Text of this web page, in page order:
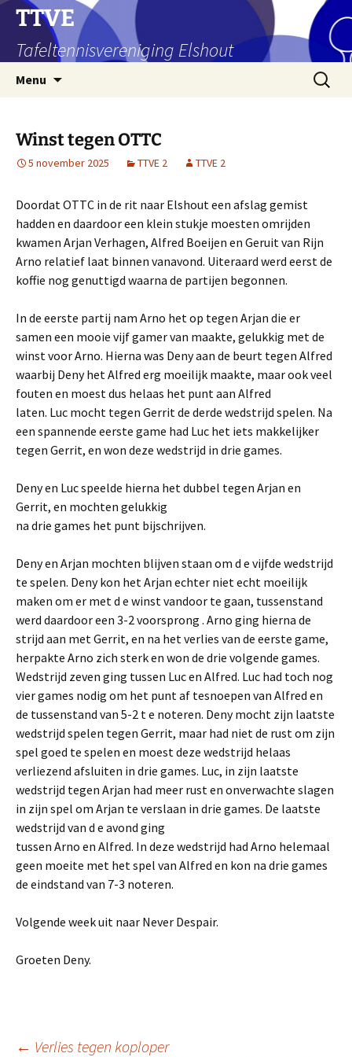
Ga
naar
inhoud
TTVE
Tafeltennisvereniging Elshout
Menu
Zoeken
naar:
Winst tegen OTTC
5 november 2025 TTVE 2 TTVE 2
Doordat OTTC in de rit naar Elshout een afslag gemist
hadden en daardoor een klein stukje moesten omrijden
kwamen Arjan Verhagen, Alfred Boeijen en Geruit van Rijn
Arno relatief laat binnen vanavond. Uiteraard werd eerst de
koffie nog genuttigd waarna de partijen begonnen.
In de eerste partij nam Arno het op tegen Arjan die er
samen een mooie vijf gamer van maakte, gelukkig met de
winst voor Arno. Hierna was Deny aan de beurt tegen Alfred
waarbij Deny het Alfred erg moeilijk maakte, maar ook veel
fouten en moest dus helaas het punt aan Alfred
laten. Luc mocht tegen Gerrit de derde wedstrijd spelen. Na
een spannende eerste game had Luc het iets makkelijker
tegen Gerrit, en won deze wedstrijd in drie games.
Deny en Luc speelde hierna het dubbel tegen Arjan en
Gerrit, en mochten gelukkig
na drie games het punt bijschrijven.
Deny en Arjan mochten blijven staan om d e vijfde wedstrijd
te spelen. Deny kon het Arjan echter niet echt moeilijk
maken om er met d e winst vandoor te gaan, tussenstand
werd daardoor een 3-2 voorsprong . Arno ging hierna de
strijd aan met Gerrit, en na het verlies van de eerste game,
herpakte Arno zich sterk en won de drie volgende games.
Wedstrijd zeven ging tussen Luc en Alfred. Luc had toch nog
vier games nodig om het punt af tesnoepen van Alfred en
de tussenstand van 5-2 t e noteren. Deny mocht zijn laatste
wedstrijd spelen tegen Gerrit, maar had niet de rust om zijn
spel goed te spelen en moest deze wedstrijd helaas
verliezend afsluiten in drie games. Luc, in zijn laatste
wedstrijd tegen Arjan had meer rust en onverwachte slagen
in zijn spel om Arjan te verslaan in drie games. De laatste
wedstrijd van d e avond ging
tussen Arno en Alfred. In deze wedstrijd had Arno helemaal
geen moeite met het spel van Alfred en kon na drie games
de eindstand van 7-3 noteren.
Volgende week uit naar Never Despair.
Groeten Deny.
← Verlies tegen koploper